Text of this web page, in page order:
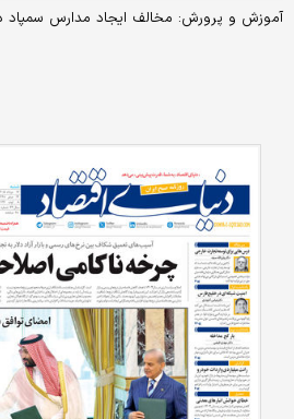
آموزش و پرورش: مخالف ایجاد مدارس سمپاد